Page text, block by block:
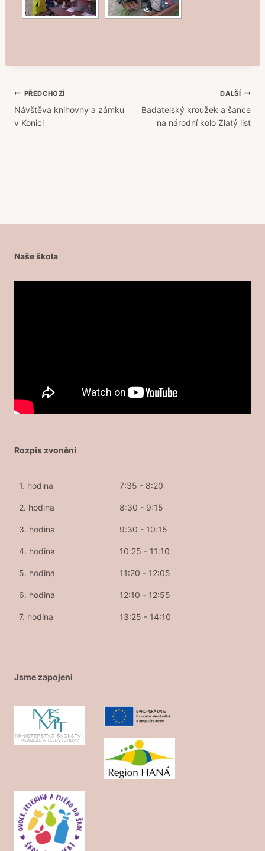
Navigace
pro
PŘEDCHOZÍ
Návštěva knihovny a zámku
v Konici
DALŠÍ
Badatelský kroužek a šance
na národní kolo Zlatý list
Naše škola
Rozpis zvonění
1. hodina 7:35 - 8:20
2. hodina 8:30 - 9:15
3. hodina 9:30 - 10:15
4. hodina 10:25 - 11:10
5. hodina 11:20 - 12:05
6. hodina 12:10 - 12:55
7. hodina 13:25 - 14:10
Jsme zapojeni